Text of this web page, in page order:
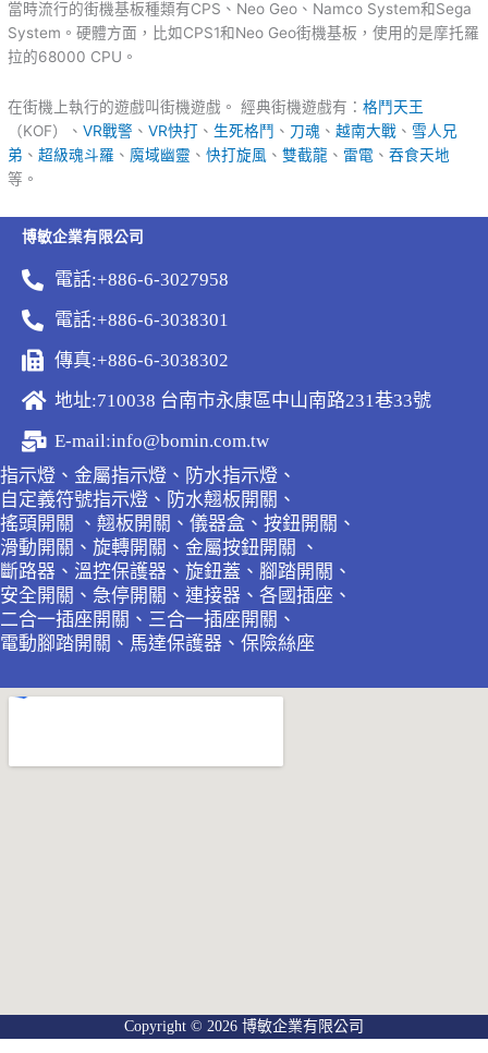
當時流行的街機基板種類有CPS、Neo Geo、Namco System和Sega
System。硬體方面，比如CPS1和Neo Geo街機基板，使用的是摩托羅
拉的68000 CPU。
在街機上執行的遊戲叫街機遊戲。 經典街機遊戲有：格鬥天王
（KOF）、VR戰警 、VR快打 、 生死格鬥 、 刀魂 、越南大戰 、 雪人兄
弟 、超級魂斗羅 、 魔域幽靈 、快打旋風 、雙截龍 、 雷電 、吞食天地
等。
博敏企業有限公司
電話:+886-6-3027958
電話:+886-6-3038301
傳真:+886-6-3038302
地址:710038 台南市永康區中山南路231巷33號
E-mail:info@bomin.com.tw
指示燈、金屬指示燈、防水指示燈、
自定義符號指示燈、防水翹板開關、
搖頭開關 、翹板開關、儀器盒、按鈕開關、
滑動開關、旋轉開關、金屬按鈕開關 、
斷路器、溫控保護器、旋鈕蓋、腳踏開關、
安全開關、急停開關、連接器、各國插座、
二合一插座開關、三合一插座開關、
電動腳踏開關、馬達保護器、保險絲座
Copyright © 2026 博敏企業有限公司